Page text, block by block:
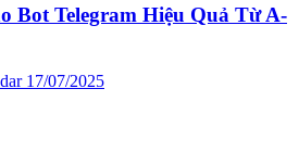
Bot Telegram Hiệu Quả Từ A-
17/07/2025